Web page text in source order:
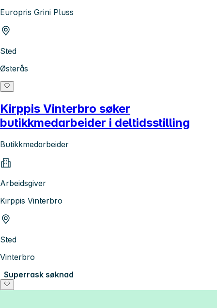
Europris Grini Pluss
Sted
Østerås
Kirppis Vinterbro søker
butikkmedarbeider i deltidsstilling
Butikkmedarbeider
Arbeidsgiver
Kirppis Vinterbro
Sted
Vinterbro
Superrask søknad